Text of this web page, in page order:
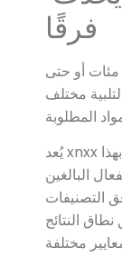
فرقًا
أو حتى
مختلف
يُعد xnxx من أكثر المصطلحات بحثًا المرتبطة بهذا
البالغين
التصنيفات
النتائج